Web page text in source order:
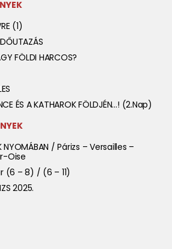
(1)
FÖLDI HARCOS?
ÉS A KATHAROK FÖLDJÉN…! (2.nap)
NYOMÁBAN / Párizs – Versailles –
Oise
(6 – 8) / (6 – 11)
2025.